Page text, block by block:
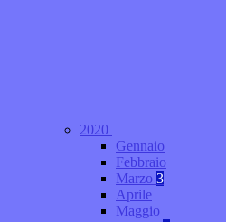
2020
Gennaio
Febbraio
Marzo 3
Aprile
Maggio